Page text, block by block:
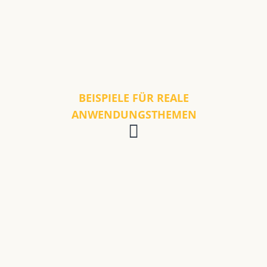
BEISPIELE FÜR REALE
ANWENDUNGSTHEMEN